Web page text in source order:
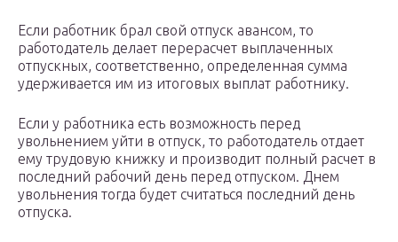
Если работник брал свой отпуск авансом, то
работодатель делает перерасчет выплаченных
отпускных, соответственно, определенная сумма
удерживается им из итоговых выплат работнику.
Если у работника есть возможность перед
увольнением уйти в отпуск, то работодатель отдает
ему трудовую книжку и производит полный расчет в
последний рабочий день перед отпуском. Днем
увольнения тогда будет считаться последний день
отпуска.